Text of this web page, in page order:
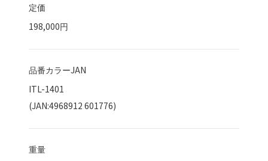
定価
198,000円
品番カラーJAN
ITL-1401
(JAN:4968912 601776)
重量